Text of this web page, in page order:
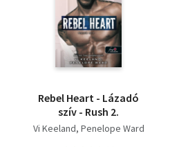
Rebel Heart - Lázadó
szív - Rush 2.
Vi Keeland Penelope Ward